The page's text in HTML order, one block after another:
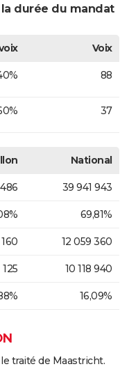
durée du mandat
Voix
88
37
National
486 39 941 943
69,81%
160 12 059 360
125 10 118 940
16,09%
traité de Maastricht.